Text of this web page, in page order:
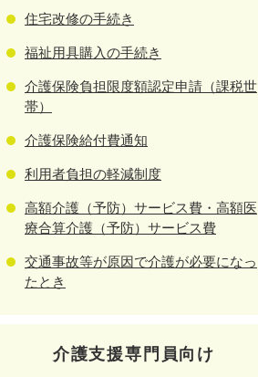
住宅改修の手続き
福祉用具購入の手続き
介護保険負担限度額認定申請（課税世
帯）
介護保険給付費通知
利用者負担の軽減制度
高額介護（予防）サービス費・高額医
療合算介護（予防）サービス費
交通事故等が原因で介護が必要になっ
たとき
介護支援専門員向け